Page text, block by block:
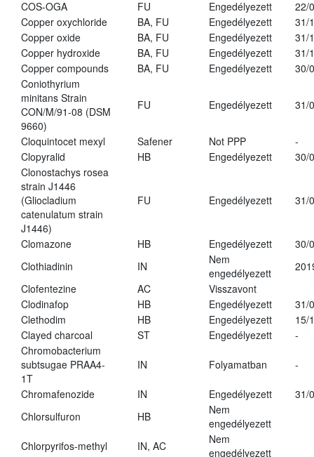
COS-OGA
FU Engedélyezett
22/
Copper oxychloride
BA, FU Engedélyezett
31/
Copper oxide
BA, FU Engedélyezett
31/
Copper hydroxide
BA, FU Engedélyezett
31/
Copper compounds
BA, FU Engedélyezett
30/
Coniothyrium
minitans Strain
CON/M/91-08 (DSM
9660)
FU Engedélyezett 31/
Cloquintocet mexyl Safener Not PPP
-
Clopyralid
HB Engedélyezett
30/
Clonostachys rosea
strain J1446
(Gliocladium
catenulatum strain
J1446)
FU Engedélyezett 31/
Clomazone HB Engedélyezett
30/
Clothiadinin
IN
Nem
engedélyezett
Clofentezine
AC
Visszavont
Clodinafop
HB Engedélyezett
31/
Clethodim
HB Engedélyezett
15/
Clayed charcoal
ST Engedélyezett
-
Chromobacterium
subtsugae PRAA4-
1T
IN Folyamatban -
Chromafenozide IN Engedélyezett
31/
Chlorsulfuron
HB
Nem
engedélyezett
Chlorpyrifos-methyl
IN, AC
Nem
engedélyezett